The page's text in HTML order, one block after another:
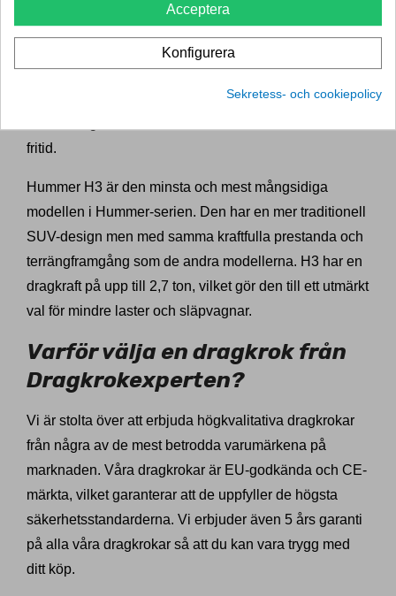
Hummer H2 är en mindre och mer raffinerad version av
H1, men med samma prestanda och kraft. H2 är också
en stor SUV som är utformad för att ta sig igenom tuffa
terrängförhållanden med lätthet. H2 kan dra upp till 3
fritid.
Hummer H3 är den minsta och mest mångsidiga
modellen i Hummer-serien. Den har en mer traditionell
SUV-design men med samma kraftfulla prestanda och
terrängframgång som de andra modellerna. H3 har en
dragkraft på upp till 2,7 ton, vilket gör den till ett utmärkt
val för mindre laster och släpvagnar.
Varför välja en dragkrok från
Dragkrokexperten?
Vi är stolta över att erbjuda högkvalitativa dragkrokar
från några av de mest betrodda varumärkena på
marknaden. Våra dragkrokar är EU-godkända och CE-
märkta, vilket garanterar att de uppfyller de högsta
säkerhetsstandarderna. Vi erbjuder även 5 års garanti
på alla våra dragkrokar så att du kan vara trygg med
ditt köp.
Acceptera
Konfigurera
Sekretess- och cookiepolicy